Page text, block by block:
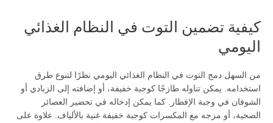
كيفية تضمين التوت في النظام الغذائي
اليومي
من السهل دمج التوت في النظام الغذائي اليومي نظرًا لتنوع طرق
استخدامه. يمكن تناوله طازجًا كوجبة خفيفة، أو إضافته إلى الزبادي أو
الشوفان في وجبة الإفطار. كما يمكن إدخاله في تحضير العصائر
الصحية، أو مزجه مع المكسرات كوجبة خفيفة غنية بالألياف. علاوة على